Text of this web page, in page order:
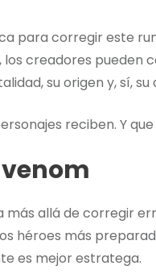
para corregir este
creadores pueden
su origen y, sí,
reciben. Y
allá de corregir
héroes más
es mejor estratega.